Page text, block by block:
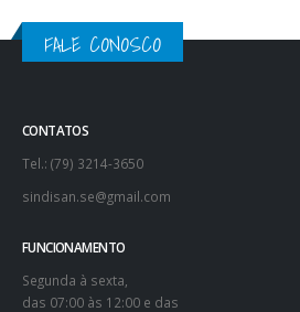
FALE CONOSCO
CONTATOS
Tel.: (79) 3214-3650
sindisan.se@gmail.com
FUNCIONAMENTO
Segunda à sexta,
das 07:00 às 12:00 e das